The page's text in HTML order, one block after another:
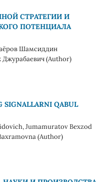
СТРАТЕГИИ И
ПОТЕНЦИАЛА
Шамсиддин
Джурабаевич (Author)
SIGNALLARNI QABUL
Jumamuratov Bexzod
(Author)